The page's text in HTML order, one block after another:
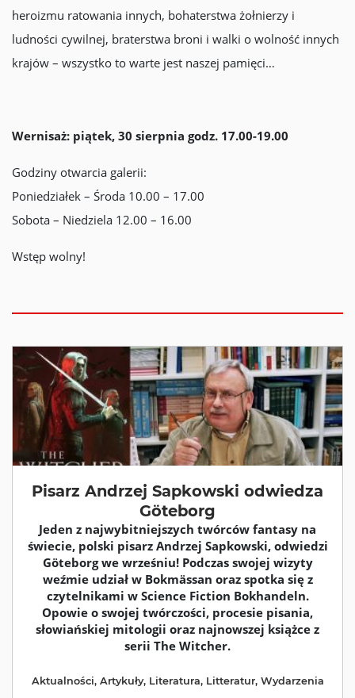
heroizmu ratowania innych, bohaterstwa żołnierzy i
ludności cywilnej, braterstwa broni i walki o wolność innych
krajów – wszystko to warte jest naszej pamięci…
Wernisaż: piątek, 30 sierpnia godz. 17.00-19.00
Godziny otwarcia galerii:
Poniedziałek – Środa 10.00 – 17.00
Sobota – Niedziela 12.00 – 16.00
Wstęp wolny!
Pisarz Andrzej Sapkowski odwiedza
Göteborg
Jeden z najwybitniejszych twórców fantasy na
świecie, polski pisarz Andrzej Sapkowski, odwiedzi
Göteborg we wrześniu! Podczas swojej wizyty
weźmie udział w Bokmässan oraz spotka się z
czytelnikami w Science Fiction Bokhandeln.
Opowie o swojej twórczości, procesie pisania,
słowiańskiej mitologii oraz najnowszej książce z
serii The Witcher.
Aktualności, Artykuły, Literatura, Litteratur, Wydarzenia